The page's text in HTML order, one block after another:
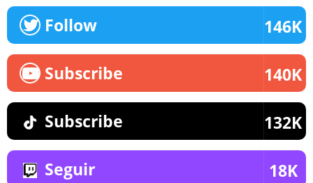
Follow 146K
Subscribe 140K
Subscribe 132K
Seguir 18K